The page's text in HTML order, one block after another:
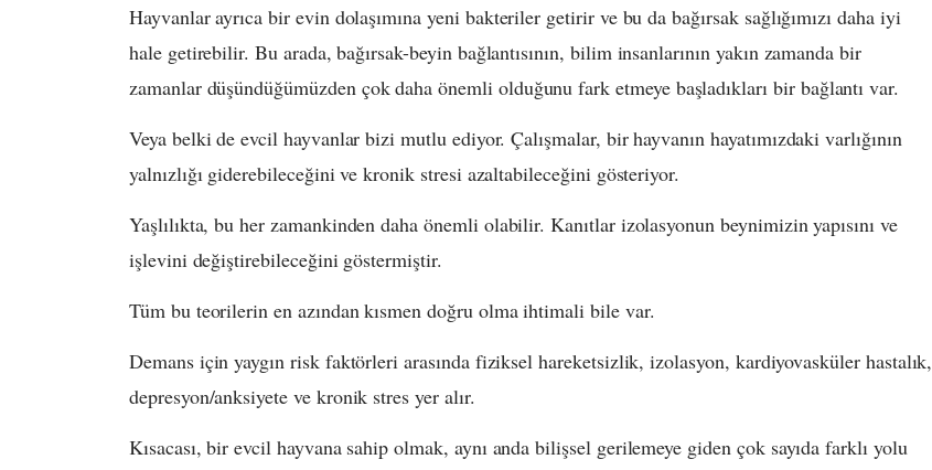
Hayvanlar ayrıca bir evin dolaşımına yeni bakteriler getirir ve bu da bağırsak sağlığımızı daha iyi
hale getirebilir. Bu arada, bağırsak-beyin bağlantısının, bilim insanlarının yakın zamanda bir
zamanlar düşündüğümüzden çok daha önemli olduğunu fark etmeye başladıkları bir bağlantı var.
Veya belki de evcil hayvanlar bizi mutlu ediyor. Çalışmalar, bir hayvanın hayatımızdaki varlığının
yalnızlığı giderebileceğini ve kronik stresi azaltabileceğini gösteriyor.
Yaşlılıkta, bu her zamankinden daha önemli olabilir. Kanıtlar izolasyonun beynimizin yapısını ve
işlevini değiştirebileceğini göstermiştir.
Tüm bu teorilerin en azından kısmen doğru olma ihtimali bile var.
Demans için yaygın risk faktörleri arasında fiziksel hareketsizlik, izolasyon, kardiyovasküler hastalık,
depresyon/anksiyete ve kronik stres yer alır.
Kısacası, bir evcil hayvana sahip olmak, aynı anda bilişsel gerilemeye giden çok sayıda farklı yolu